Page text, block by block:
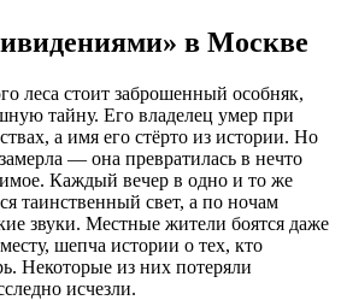
в Москве
леса стоит заброшенный особняк,
тайну. Его владелец умер при
а имя его стёрто из истории. Но
— она превратилась в нечто
Каждый вечер в одно и то же
таинственный свет, а по ночам
звуки. Местные жители боятся даже
шепча истории о тех, кто
Некоторые из них потеряли
исчезли.